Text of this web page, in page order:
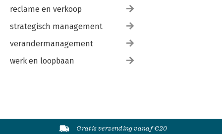
reclame en verkoop
strategisch management
verandermanagement
werk en loopbaan
Gratis verzending vanaf €20